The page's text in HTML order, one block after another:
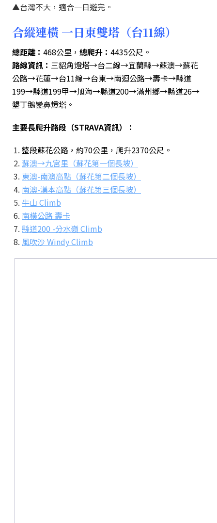
▲台灣不大，適合一日遊完。
合縱連橫 一日東雙塔（台11線）
總距離： 468公里， 總爬升： 4435公尺。
路線資訊： 三貂角燈塔→台二線→宜蘭縣→蘇澳→蘇花
公路→花蓮→台11線→台東→南迴公路→壽卡→縣道
199→縣道199甲→旭海→縣道200→滿州鄉→縣道26→
墾丁鵝鑾鼻燈塔。
主要長爬升路段（STRAVA資訊）：
整段蘇花公路，約70公里，爬升2370公尺。
蘇澳→九宮里（蘇花第一個長坡）
東澳-南澳高點（蘇花第二個長坡）
南澳-漢本高點（蘇花第三個長坡）
牛山 Climb
南橫公路 壽卡
縣道200 -分水嶺 Climb
風吹沙 Windy Climb